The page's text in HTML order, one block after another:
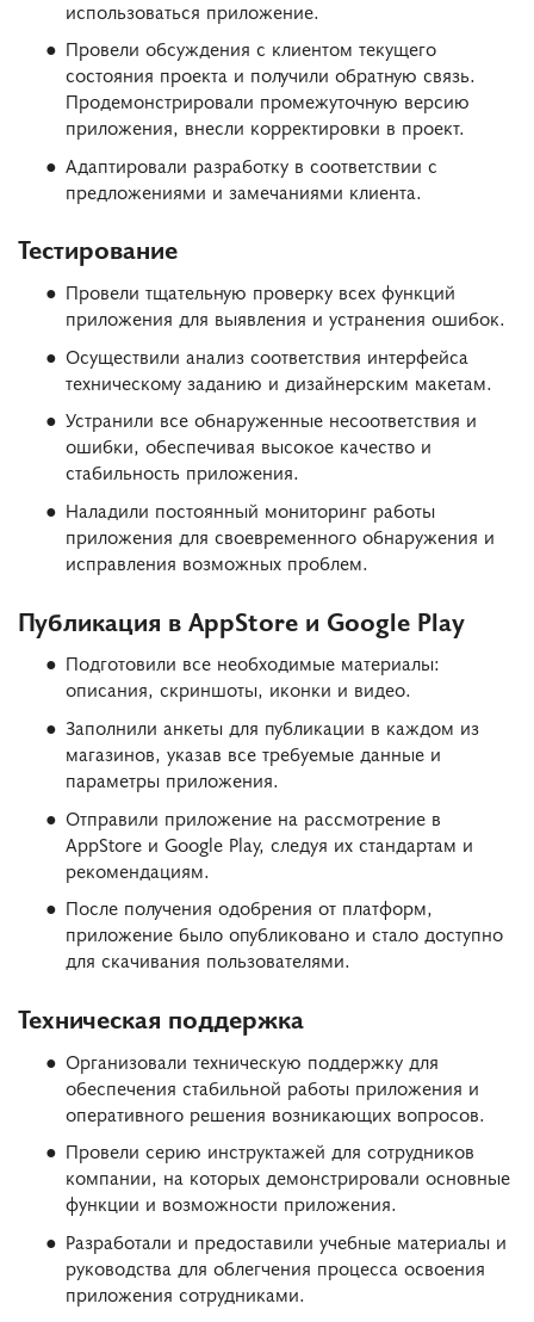
использоваться приложение.
Провели обсуждения с клиентом текущего
состояния проекта и получили обратную связь.
Продемонстрировали промежуточную версию
приложения, внесли корректировки в проект.
Адаптировали разработку в соответствии с
предложениями и замечаниями клиента.
Тестирование
Провели тщательную проверку всех функций
приложения для выявления и устранения ошибок.
Осуществили анализ соответствия интерфейса
техническому заданию и дизайнерским макетам.
Устранили все обнаруженные несоответствия и
ошибки, обеспечивая высокое качество и
стабильность приложения.
Наладили постоянный мониторинг работы
приложения для своевременного обнаружения и
исправления возможных проблем.
Публикация в AppStore и Google Play
Подготовили все необходимые материалы:
описания, скриншоты, иконки и видео.
Заполнили анкеты для публикации в каждом из
магазинов, указав все требуемые данные и
параметры приложения.
Отправили приложение на рассмотрение в
AppStore и Google Play, следуя их стандартам и
рекомендациям.
После получения одобрения от платформ,
приложение было опубликовано и стало доступно
для скачивания пользователями.
Техническая поддержка
Организовали техническую поддержку для
обеспечения стабильной работы приложения и
оперативного решения возникающих вопросов.
Провели серию инструктажей для сотрудников
компании, на которых демонстрировали основные
функции и возможности приложения.
Разработали и предоставили учебные материалы и
руководства для облегчения процесса освоения
приложения сотрудниками.